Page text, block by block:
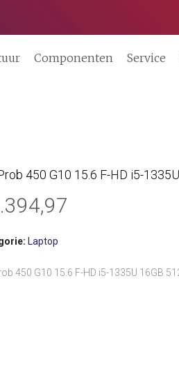
Componenten Service
450 G10 15.6 F-HD i5-
Laptop
450 G10 15.6 F-HD i5-1335U 16GB